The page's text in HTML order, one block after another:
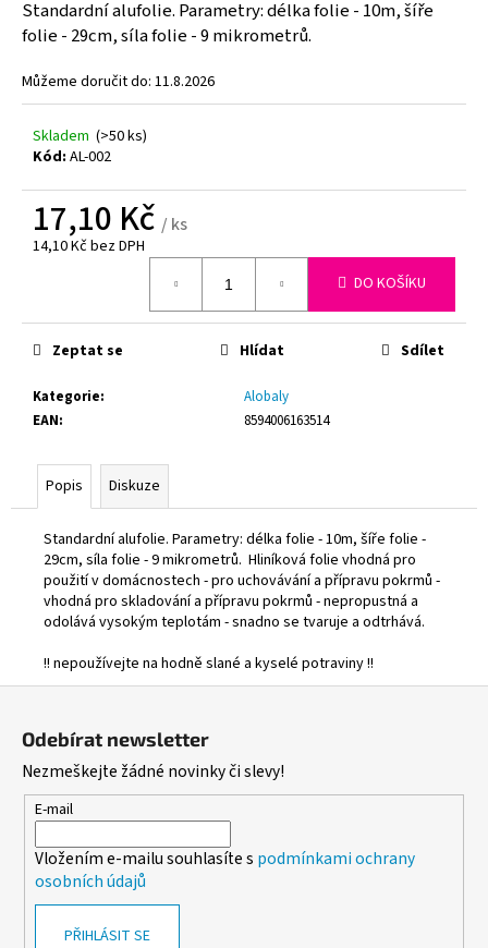
5
hvězdiček.
Standardní alufolie. Parametry: délka folie - 10m, šíře
folie - 29cm, síla folie - 9 mikrometrů.
Můžeme doručit do: 11.8.2026
Skladem (>50 ks)
Kód: AL-002
17,10 Kč / ks
14,10 Kč bez DPH
DO KOŠÍKU
Kategorie:
Alobaly
EAN: 8594006163514
Zeptat se Hlídat Sdílet
Popis Diskuze
Standardní alufolie. Parametry: délka folie - 10m, šíře folie -
29cm, síla folie - 9 mikrometrů. Hliníková folie vhodná pro
použití v domácnostech - pro uchovávání a přípravu pokrmů -
vhodná pro skladování a přípravu pokrmů - nepropustná a
odolává vysokým teplotám - snadno se tvaruje a odtrhává.
!! nepoužívejte na hodně slané a kyselé potraviny !!
a
í
t
?
HLEDAT
D
p
o
u
BRČKO
JUMBO
150KS/BAL
NEON
OPAK.
53,40
Odebírat newsletter
Nezmeškejte žádné novinky či slevy!
E-mail
Vložením e-mailu souhlasíte s podmínkami ochrany
osobních údajů
PŘIHLÁSIT SE